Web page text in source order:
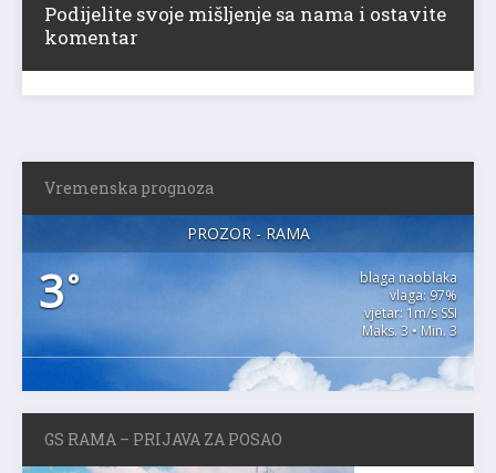
Podijelite svoje mišljenje sa nama i ostavite
komentar
Vremenska prognoza
PROZOR - RAMA
3°
blaga naoblaka
vlaga: 97%
vjetar: 1m/s SSI
Maks. 3 • Min. 3
GS RAMA – PRIJAVA ZA POSAO